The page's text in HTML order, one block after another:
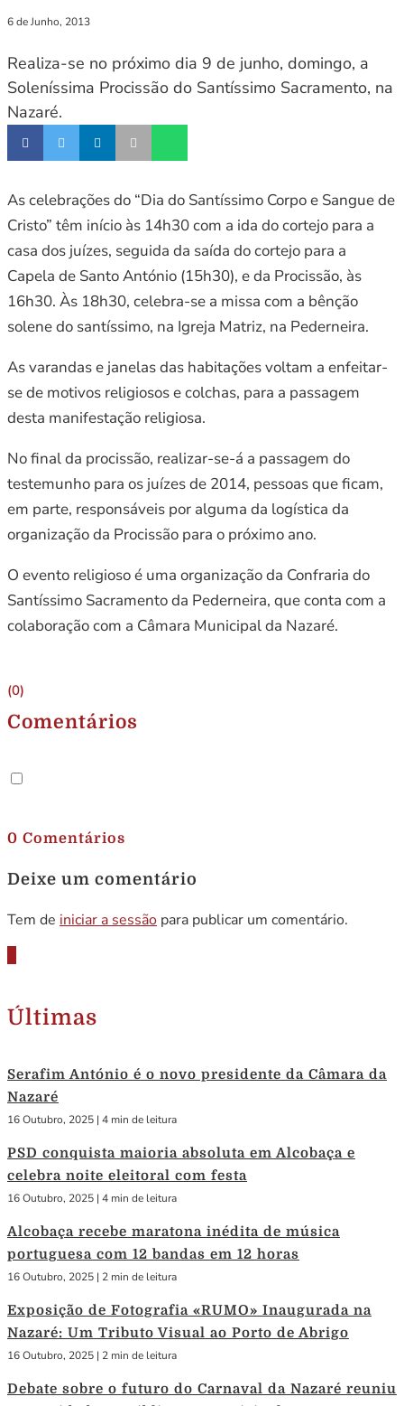
6 de Junho, 2013
Realiza-se no próximo dia 9 de junho, domingo, a
Soleníssima Procissão do Santíssimo Sacramento, na
Nazaré.
As celebrações do “Dia do Santíssimo Corpo e Sangue de
Cristo” têm início às 14h30 com a ida do cortejo para a
casa dos juízes, seguida da saída do cortejo para a
Capela de Santo António (15h30), e da Procissão, às
16h30. Às 18h30, celebra-se a missa com a bênção
solene do santíssimo, na Igreja Matriz, na Pederneira.
As varandas e janelas das habitações voltam a enfeitar-
se de motivos religiosos e colchas, para a passagem
desta manifestação religiosa.
No final da procissão, realizar-se-á a passagem do
testemunho para os juízes de 2014, pessoas que ficam,
em parte, responsáveis por alguma da logística da
organização da Procissão para o próximo ano.
O evento religioso é uma organização da Confraria do
Santíssimo Sacramento da Pederneira, que conta com a
colaboração com a Câmara Municipal da Nazaré.
(0)
Comentários
0 Comentários
Deixe um comentário
Tem de iniciar a sessão para publicar um comentário.
Últimas
Serafim António é o novo presidente da Câmara da
Nazaré
16 Outubro, 2025 | 4 min de leitura
PSD conquista maioria absoluta em Alcobaça e
celebra noite eleitoral com festa
16 Outubro, 2025 | 4 min de leitura
Alcobaça recebe maratona inédita de música
portuguesa com 12 bandas em 12 horas
16 Outubro, 2025 | 2 min de leitura
Exposição de Fotografia «RUMO» Inaugurada na
Nazaré: Um Tributo Visual ao Porto de Abrigo
16 Outubro, 2025 | 2 min de leitura
Debate sobre o futuro do Carnaval da Nazaré reuniu